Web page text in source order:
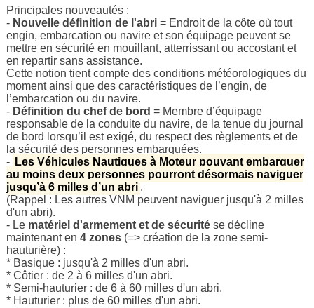
Principales nouveautés :
- Nouvelle définition de l'abri = Endroit de la côte où tout
engin, embarcation ou navire et son équipage peuvent se
mettre en sécurité en mouillant, atterrissant ou accostant et
en repartir sans assistance.
Cette notion tient compte des conditions météorologiques du
moment ainsi que des caractéristiques de l’engin, de
l’embarcation ou du navire.
- Définition du chef de bord = Membre d’équipage
responsable de la conduite du navire, de la tenue du journal
de bord lorsqu’il est exigé, du respect des règlements et de
la sécurité des personnes embarquées.
- Les Véhicules Nautiques à Moteur pouvant embarquer
au moins deux personnes pourront désormais naviguer
jusqu’à 6 milles d’un abri .
(Rappel : Les autres VNM peuvent naviguer jusqu'à 2 milles
d'un abri).
- Le matériel d'armement et de sécurité se décline
maintenant en4 zones (=> création de la zone semi-
hauturière) :
* Basique : jusqu'à 2 milles d'un abri.
* Côtier : de 2 à 6 milles d'un abri.
* Semi-hauturier : de 6 à 60 milles d'un abri.
* Hauturier : plus de 60 milles d'un abri.